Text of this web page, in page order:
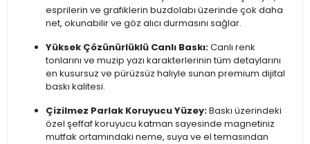
esprilerin ve grafiklerin buzdolabı üzerinde çok daha
net, okunabilir ve göz alıcı durmasını sağlar.
Yüksek Çözünürlüklü Canlı Baskı:Canlı renk
tonlarını ve muzip yazı karakterlerinin tüm detaylarını
en kusursuz ve pürüzsüz haliyle sunan premium dijital
baskı kalitesi.
Çizilmez Parlak Koruyucu Yüzey:Baskı üzerindeki
özel şeffaf koruyucu katman sayesinde magnetiniz
mutfak ortamındaki neme, suya ve el temasından